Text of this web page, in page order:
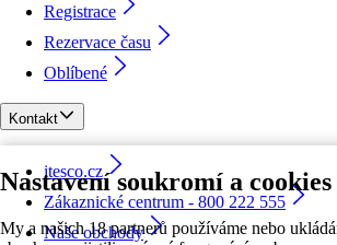
Nastavení soukromí a cookies
My a našich 18 partnerů používáme nebo
Registrace
Rezervace času
Oblíbené
Kontakt
itesco.cz
Zákaznické centrum - 800 222 555
Naše obchody